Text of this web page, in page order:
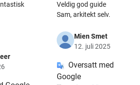
Veldig god guide
Sam, arkitekt selv.
Mien Smet
12. juli 2025
Oversatt med
Google